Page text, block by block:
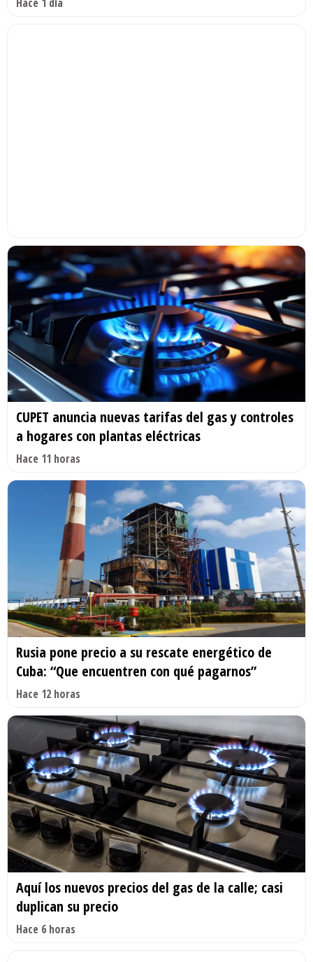
CUPET anuncia nuevas tarifas del gas y controles
a hogares con plantas eléctricas
Hace 11 horas
Rusia pone precio a su rescate energético de
Cuba: “Que encuentren con qué pagarnos”
Hace 12 horas
Aquí los nuevos precios del gas de la calle; casi
duplican su precio
Hace 6 horas